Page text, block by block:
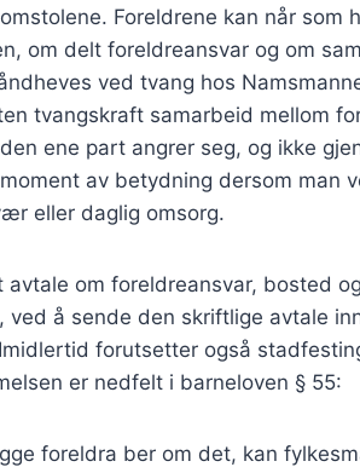
Foreldrene kan når som
om delt foreldreansvar og om
ved tvang hos
tvangskraft samarbeid mellom
ene part angrer seg, og ikke
av betydning dersom man
eller daglig omsorg.
avtale om foreldreansvar, bosted
ved å sende den skriftlige avtale
forutsetter også
er nedfelt i barneloven § 55:
foreldra ber om det, kan